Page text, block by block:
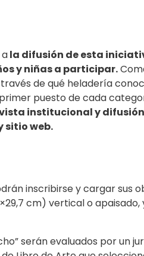
la difusión de esta
y niñas a participar.
de qué heladería
puesto de cada
institucional y
sitio web.
inscribirse y cargar sus
cm) vertical o apaisado,
serán evaluados por un